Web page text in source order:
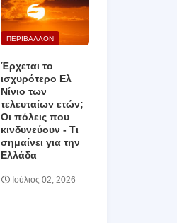
ΠΕΡΙΒΑΛΛΟΝ
Έρχεται το
ισχυρότερο Ελ
Νίνιο των
τελευταίων ετών;
Οι πόλεις που
κινδυνεύουν ‑ Τι
σημαίνει για την
Ελλάδα
Ιούλιος 02, 2026